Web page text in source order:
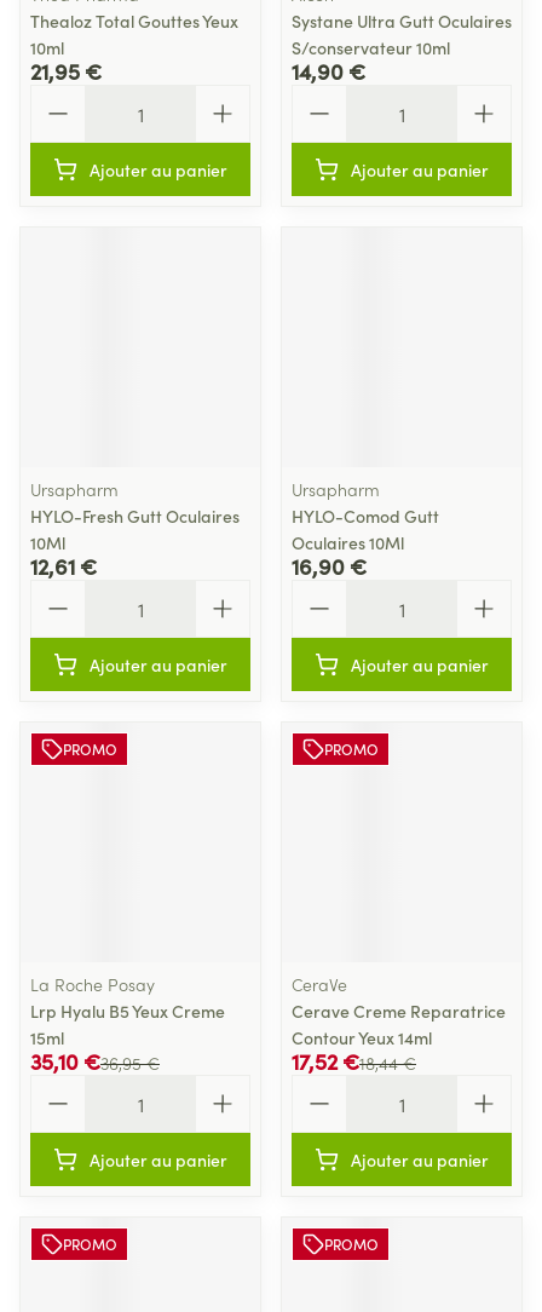
Thealoz Total Gouttes Yeux
10ml
21,95 €
Ajouter au panier
Systane Ultra Gutt Oculaires
S/conservateur 10ml
14,90 €
Ajouter au panier
Ursapharm
HYLO-Fresh Gutt Oculaires
10Ml
12,61 €
Ajouter au panier
Ursapharm
HYLO-Comod Gutt
Oculaires 10Ml
16,90 €
Ajouter au panier
PROMO
La Roche Posay
Lrp Hyalu B5 Yeux Creme
15ml
36,95 €
35,10 €
Ajouter au panier
PROMO
CeraVe
Cerave Creme Reparatrice
Contour Yeux 14ml
18,44 €
17,52 €
Ajouter au panier
PROMO PROMO